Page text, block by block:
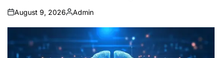
on
August 9, 2026
Posted
by
Admin